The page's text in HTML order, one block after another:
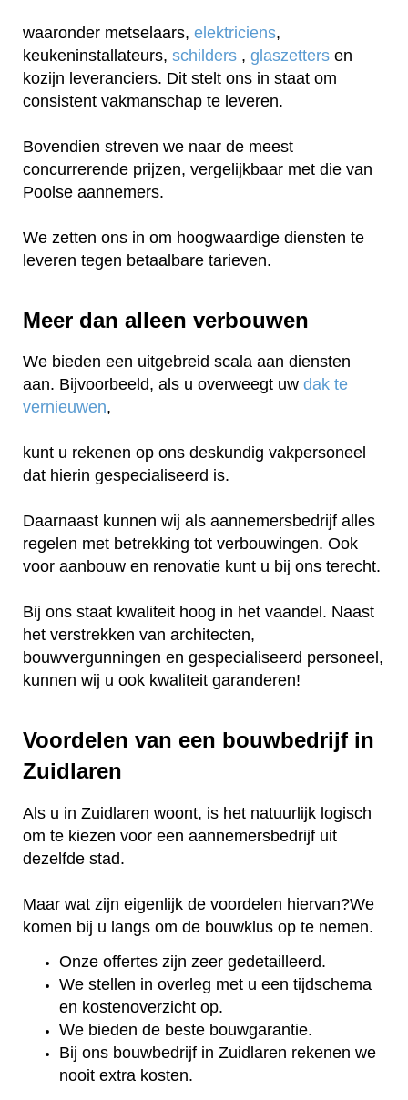
waaronder metselaars, elektriciens,
keukeninstallateurs, schilders , glaszetters en
kozijn leveranciers. Dit stelt ons in staat om
consistent vakmanschap te leveren.
Bovendien streven we naar de meest
concurrerende prijzen, vergelijkbaar met die van
Poolse aannemers.
We zetten ons in om hoogwaardige diensten te
leveren tegen betaalbare tarieven.
Meer dan alleen verbouwen
We bieden een uitgebreid scala aan diensten
aan. Bijvoorbeeld, als u overweegt uw dak te
vernieuwen,
kunt u rekenen op ons deskundig vakpersoneel
dat hierin gespecialiseerd is.
Daarnaast kunnen wij als aannemersbedrijf alles
regelen met betrekking tot verbouwingen. Ook
voor aanbouw en renovatie kunt u bij ons terecht.
Bij ons staat kwaliteit hoog in het vaandel. Naast
het verstrekken van architecten,
bouwvergunningen en gespecialiseerd personeel,
kunnen wij u ook kwaliteit garanderen!
Voordelen van een bouwbedrijf in
Zuidlaren
Als u in Zuidlaren woont, is het natuurlijk logisch
om te kiezen voor een aannemersbedrijf uit
dezelfde stad.
Maar wat zijn eigenlijk de voordelen hiervan?We
komen bij u langs om de bouwklus op te nemen.
Onze offertes zijn zeer gedetailleerd.
We stellen in overleg met u een tijdschema
en kostenoverzicht op.
We bieden de beste bouwgarantie.
Bij ons bouwbedrijf in Zuidlaren rekenen we
nooit extra kosten.